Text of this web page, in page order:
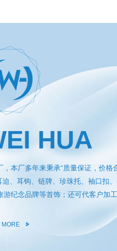
HUA
本厂多年来秉承“质量保证，价格
、耳钩、链牌、珍珠托、袖口扣
纪念品牌等首饰；还可代客户加工
MORE